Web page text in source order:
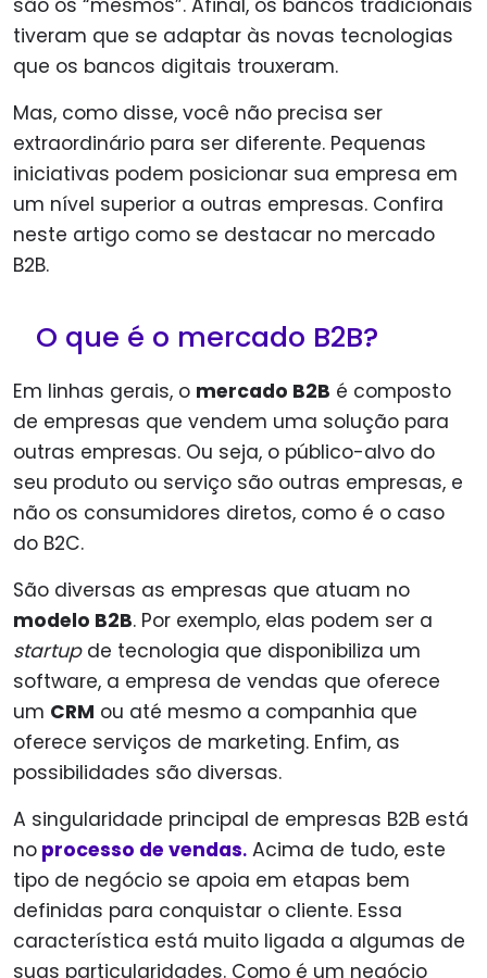
são os “mesmos”. Afinal, os bancos tradicionais
tiveram que se adaptar às novas tecnologias
que os bancos digitais trouxeram.
Mas, como disse, você não precisa ser
extraordinário para ser diferente. Pequenas
iniciativas podem posicionar sua empresa em
um nível superior a outras empresas. Confira
neste artigo como se destacar no mercado
B2B.
O que é o mercado B2B?
Em linhas gerais, o mercado B2B é composto
de empresas que vendem uma solução para
outras empresas. Ou seja, o público-alvo do
seu produto ou serviço são outras empresas, e
não os consumidores diretos, como é o caso
do B2C.
São diversas as empresas que atuam no
modelo B2B. Por exemplo, elas podem ser a
startupde tecnologia que disponibiliza um
software, a empresa de vendas que oferece
um CRM ou até mesmo a companhia que
oferece serviços de marketing. Enfim, as
possibilidades são diversas.
A singularidade principal de empresas B2B está
no processo de vendas. Acima de tudo, este
tipo de negócio se apoia em etapas bem
definidas para conquistar o cliente. Essa
característica está muito ligada a algumas de
suas particularidades. Como é um negócio